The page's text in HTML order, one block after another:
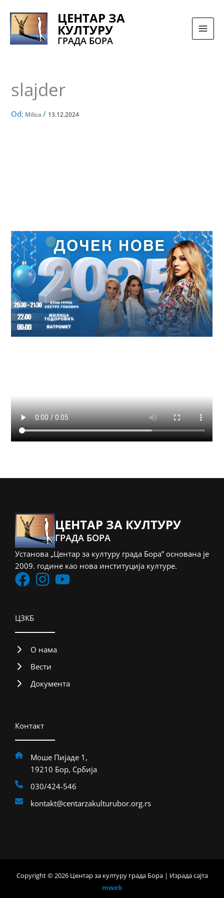
sadržaj
ЦЕНТАР ЗА
КУЛТУРУ
ГРАДА БОРА
slajder
Od: Milica/ 13.12.2024
ЦЕНТАР ЗА КУЛТУРУ
ГРАДА БОРА
Установа „Центар за културу града Бора” основана је
2009. године као нова институција културе.
ЦЗКБ
О нама
Вести
Документа
Контакт
Моше Пијаде 1,
19210 Бор, Србија
030/424-546
kontakt@centarzakulturubor.org.rs
Copyright © 2026 Центар за културу града Бора | Израда сајта
mweb